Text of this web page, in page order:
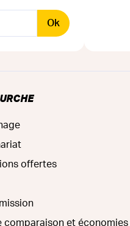
Ok
offertes
comparaison et économies